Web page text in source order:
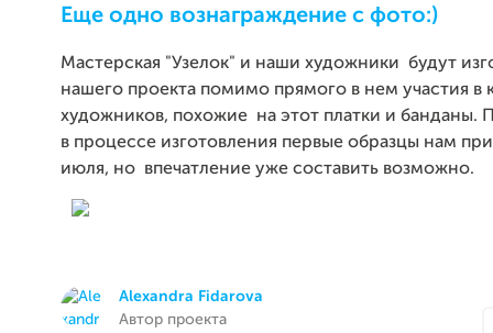
Еще одно вознаграждение с фото:)
Мастерская "Узелок" и наши художники будут
нашего проекта помимо прямого в нем участия в
художников, похожие на этот платки и банданы.
в процессе изготовления первые образцы нам
июля, но впечатление уже составить возможно.
Alexandra Fidarova
Автор проекта